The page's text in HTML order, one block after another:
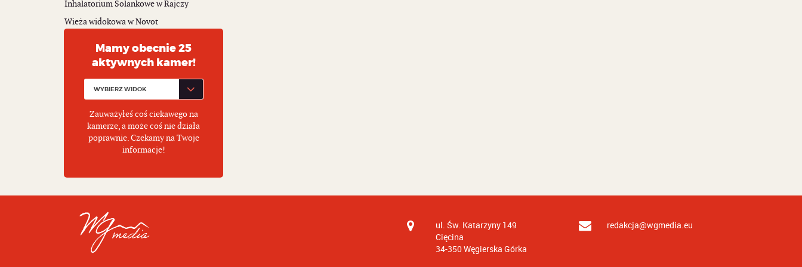
Inhalatorium Solankowe w Rajczy
Wieża widokowa w Novot
Mamy obecnie 25
aktywnych kamer!
Zauważyłeś coś ciekawego na
kamerze, a może coś nie działa
poprawnie. Czekamy na Twoje
informacje!
ul. Św. Katarzyny 149
Cięcina
34-350Węgierska Górka
redakcja@wgmedia.eu